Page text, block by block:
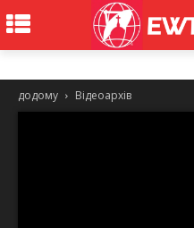
додому Відеоархів